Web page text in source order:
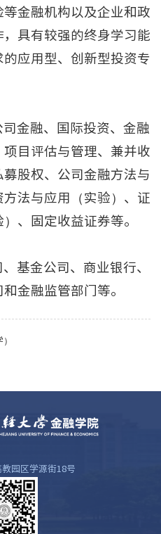
金融机构以及企业和政
具有较强的终身学习能
应用型、创新型投资专
金融、国际投资、金融
目评估与管理、兼并收
股权、公司金融方法与
法与应用（实验）、证
、固定收益证券等。
基金公司、商业银行、
金融监管部门等。
园区学源街18号